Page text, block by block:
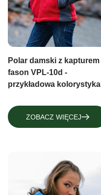
Polar damski z kapturem
fason VPL-10d -
przykładowa kolorystyka
ZOBACZ WIĘCEJ